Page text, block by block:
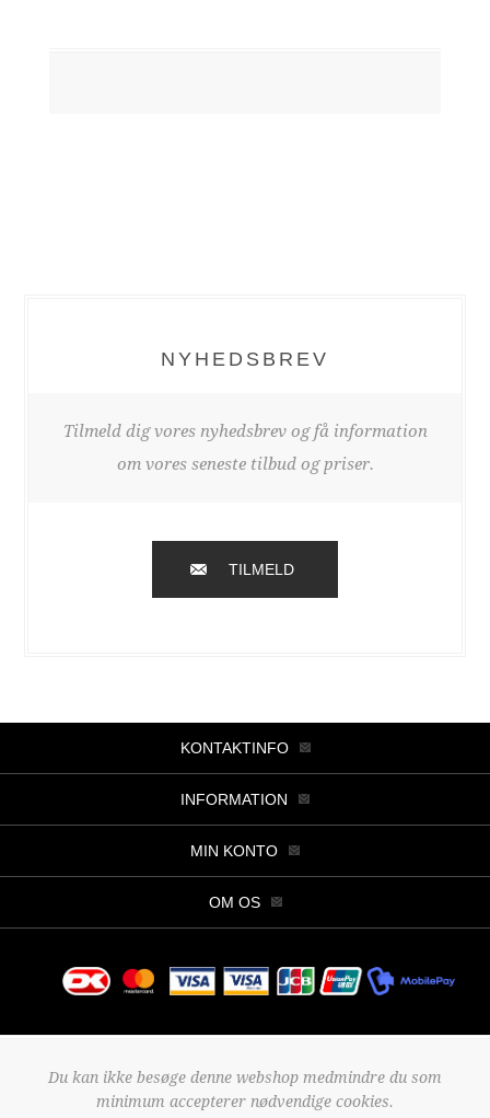
NYHEDSBREV
Tilmeld dig vores nyhedsbrev og få information
om vores seneste tilbud og priser.
TILMELD
KONTAKTINFO
INFORMATION
MIN KONTO
OM OS
Copyright © 2026 Butik Viller. Alle rettigheder forbeholdt.
Powered bynopCommerce
Du kan ikke besøge denne webshop medmindre du som
minimum accepterer nødvendige cookies.